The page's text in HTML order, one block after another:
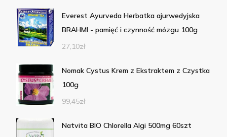
Everest Ayurveda Herbatka ajurwedyjska
BRAHMI - pamięć i czynność mózgu 100g
27,10zł
Nomak Cystus Krem z Ekstraktem z Czystka
100g
99,45zł
Natvita BIO Chlorella Algi 500mg 60szt